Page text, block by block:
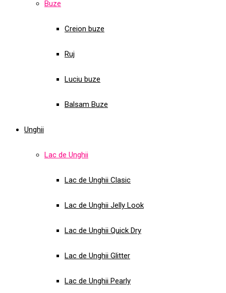
Buze
Creion buze
Ruj
Luciu buze
Balsam Buze
Unghii
Lac de Unghii
Lac de Unghii Clasic
Lac de Unghii Jelly Look
Lac de Unghii Quick Dry
Lac de Unghii Glitter
Lac de Unghii Pearly